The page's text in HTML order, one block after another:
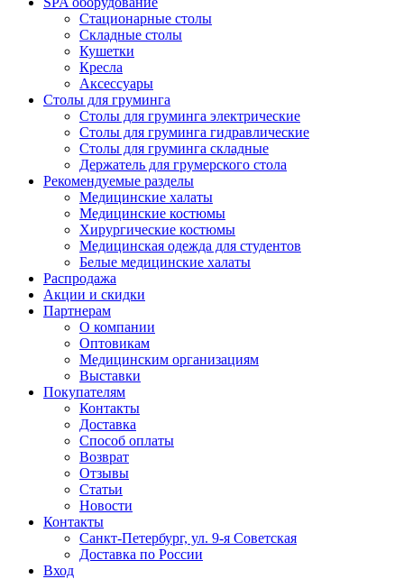
Стационарные столы
Складные столы
Кушетки
Кресла
Аксессуары
Столы для груминга
Столы для груминга электрические
Столы для груминга гидравлические
Столы для груминга складные
Держатель для грумерского стола
Рекомендуемые разделы
Медицинские халаты
Медицинские костюмы
Хирургические костюмы
Медицинская одежда для студентов
Белые медицинские халаты
Распродажа
Акции и скидки
Партнерам
О компании
Оптовикам
Медицинским организациям
Выставки
Покупателям
Контакты
Доставка
Способ оплаты
Возврат
Отзывы
Статьи
Новости
Контакты
Санкт-Петербург, ул. 9-я Советская
Доставка по России
Вход